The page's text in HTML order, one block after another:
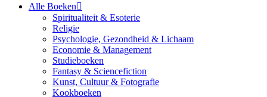
Alle Boeken
Spiritualiteit & Esoterie
Religie
Psychologie, Gezondheid & Lichaam
Economie & Management
Studieboeken
Fantasy & Sciencefiction
Kunst, Cultuur & Fotografie
Kookboeken